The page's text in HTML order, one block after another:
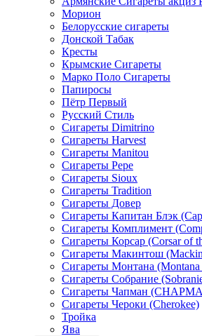
Морион
Белорусские сигареты
Донской Табак
Кресты
Крымские Сигареты
Марко Поло Сигареты
Папиросы
Пётр Первый
Русский Стиль
Сигареты Dimitrino
Сигареты Harvest
Сигареты Manitou
Сигареты Pepe
Сигареты Sioux
Сигареты Tradition
Сигареты Довер
Сигареты Капитан Блэк
Сигареты Комплимент
Сигареты Корсар (Corsar of
Сигареты Макинтош
Сигареты Монтана (Montana
Сигареты Собрание
Сигареты Чапман
Сигареты Чероки (Cherokee)
Тройка
Ява